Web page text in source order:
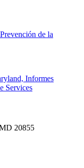
Prevención de la
Informes
Services
20855